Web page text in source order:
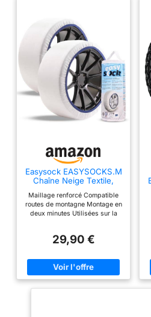
Easysock EASYSOCKS.M
Chaîne Neige Textile,
Maillage renforcé Compatible
routes de montagne Montage en
deux minutes Utilisées sur la
29,90 €